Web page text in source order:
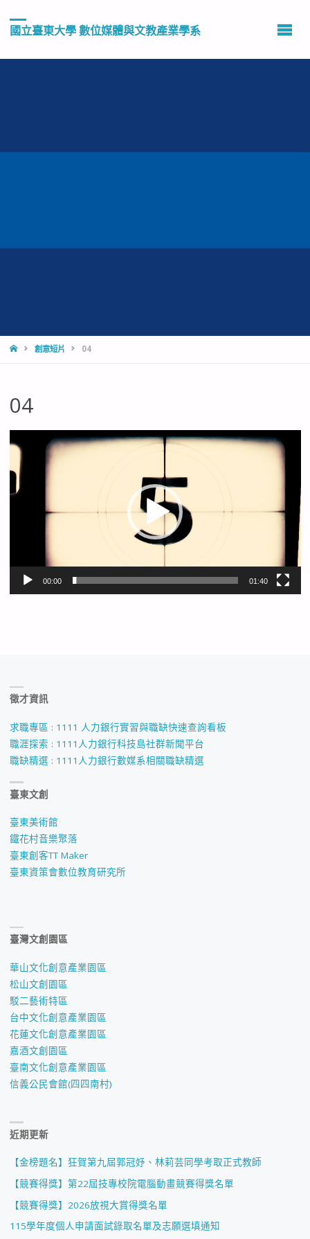
國立臺東大學 數位媒體與文教產業學系
HOME創意短片 04
04
播
放
00:00 01:40
徵才資訊
求職專區 : 1111 人力銀行實習與職缺快速查詢看板
職涯探索 : 1111人力銀行科技島社群新聞平台
職缺精選 : 1111人力銀行數媒系相關職缺精選
臺東文創
臺東美術館
鐵花村音樂聚落
臺東創客TT Maker
臺東資策會數位教育研究所
臺灣文創園區
華山文化創意產業園區
松山文創園區
駁二藝術特區
台中文化創意產業園區
花蓮文化創意產業園區
嘉酒文創園區
臺南文化創意產業園區
信義公民會館(四四南村)
近期更新
【金榜題名】狂賀第九屆郭冠妤、林莉芸同學考取正式教師
【競賽得獎】第22屆技專校院電腦動畫競賽得獎名單
【競賽得獎】2026放視大賞得獎名單
115學年度個人申請面試錄取名單及志願選填通知